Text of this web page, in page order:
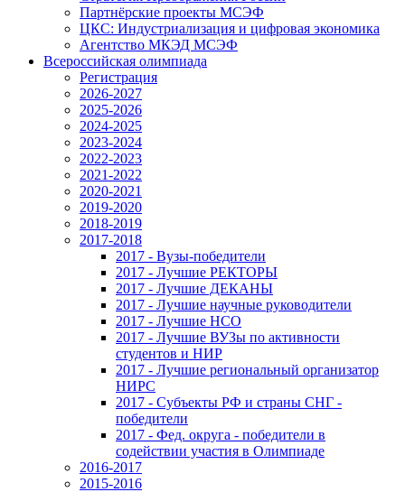
Партнёрские проекты МСЭФ
ЦКС: Индустриализация и цифровая экономика
Агентство МКЭД МСЭФ
Всероссийская олимпиада
Регистрация
2026-2027
2025-2026
2024-2025
2023-2024
2022-2023
2021-2022
2020-2021
2019-2020
2018-2019
2017-2018
2017 - Вузы-победители
2017 - Лучшие РЕКТОРЫ
2017 - Лучшие ДЕКАНЫ
2017 - Лучшие научные руководители
2017 - Лучшие НСО
2017 - Лучшие ВУЗы по активности
студентов и НИР
2017 - Лучшие региональный организатор
НИРС
2017 - Субъекты РФ и страны СНГ -
победители
2017 - Фед. округа - победители в
содействии участия в Олимпиаде
2016-2017
2015-2016